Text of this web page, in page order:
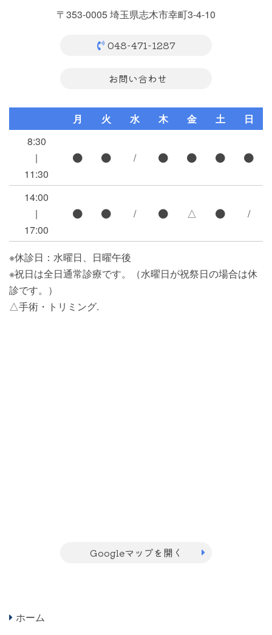
〒353-0005 埼玉県志木市幸町3-4-10
048-471-1287
お問い合わせ
月 火 水 木 金 土
日
8:30
|
11:30
/
14:00
|
17:00
/ △ /
※休診日：水曜日、日曜午後
※祝日は全日通常診療です。（水曜日が祝祭日の場合は休
診です。）
△手術・トリミング.
Googleマップを開く
ホーム